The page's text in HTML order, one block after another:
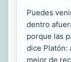
Puedes
dentro
porque las
dice Platón:
mejor de